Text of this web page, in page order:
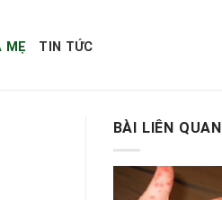
MẸ TIN TỨC
BÀI LIÊN QUAN